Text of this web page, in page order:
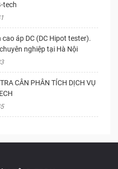
tech
áp DC (DC Hipot tester).
nghiệp tại Hà Nội
CÂN PHÂN TÍCH DỊCH VỤ